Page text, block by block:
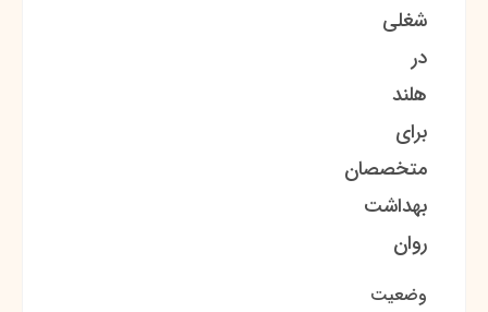
شغلی
در
هلند
برای
متخصصان
بهداشت
روان
وضعیت